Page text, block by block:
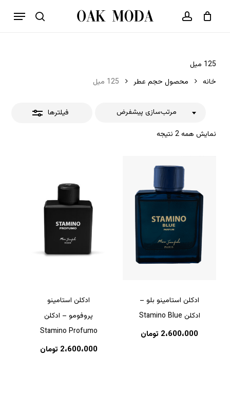
جستجو حساب کاربری
فهرست
سبد خرید بستن
125 میل
خانه
محصول حجم عطر 125 میل
فیلترها
نمایش همه 2 نتیجه
مرتب‌سازی پیشفرض
بستن
ادکلن استامینو بلو –
ادکلن Stamino Blue
2،600،000 تومان
ادکلن استامینو
پروفومو – ادکلن
Stamino Profumo
2،600،000 تومان